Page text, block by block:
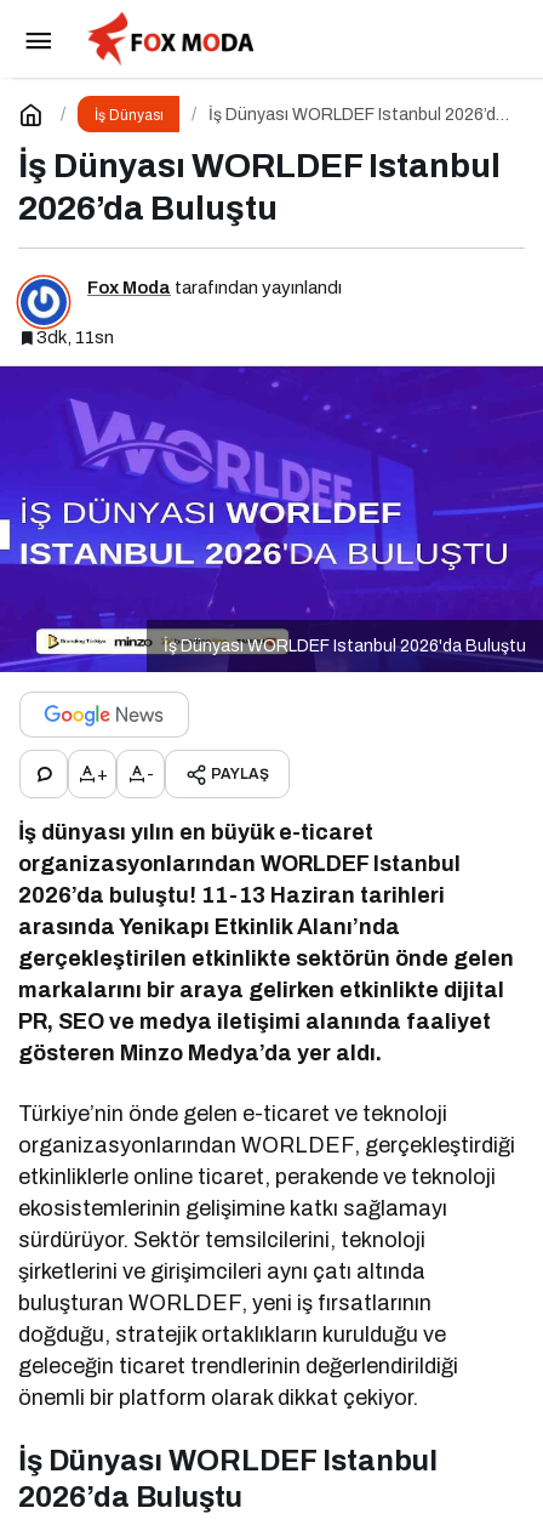
İş Dünyası
İş Dünyası WORLDEF Istanbul 2026’da
İş Dünyası WORLDEF Istanbul
2026’da Buluştu
Fox Moda tarafından yayınlandı
3dk, 11sn
İş Dünyası WORLDEF Istanbul 2026'da Buluştu
+ - PAYLAŞ
İş dünyası yılın en büyük e-ticaret
organizasyonlarından WORLDEF Istanbul
2026’da buluştu! 11-13 Haziran tarihleri
arasında Yenikapı Etkinlik Alanı’nda
gerçekleştirilen etkinlikte sektörün önde gelen
markalarını bir araya gelirken etkinlikte dijital
PR, SEO ve medya iletişimi alanında faaliyet
gösteren Minzo Medya’da yer aldı.
Türkiye’nin önde gelen e-ticaret ve teknoloji
organizasyonlarından WORLDEF, gerçekleştirdiği
etkinliklerle online ticaret, perakende ve teknoloji
ekosistemlerinin gelişimine katkı sağlamayı
sürdürüyor. Sektör temsilcilerini, teknoloji
şirketlerini ve girişimcileri aynı çatı altında
buluşturan WORLDEF, yeni iş fırsatlarının
doğduğu, stratejik ortaklıkların kurulduğu ve
geleceğin ticaret trendlerinin değerlendirildiği
önemli bir platform olarak dikkat çekiyor.
İş Dünyası WORLDEF Istanbul
2026’da Buluştu
Kişisel Markalaşma 360 Podcast Serisi
Yorum Yap